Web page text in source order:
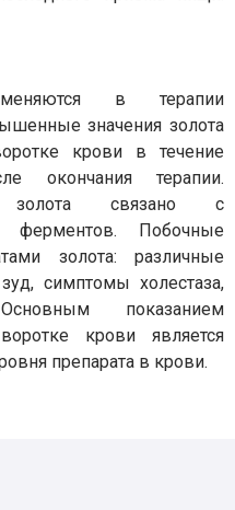
в терапии
значения золота
крови в течение
окончания терапии.
золота связано с
ферментов. Побочные
золота: различные
симптомы холестаза,
показанием
крови является
препарата в крови.